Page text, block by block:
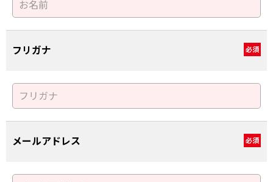
フリガナ 必須
メールアドレス 必須